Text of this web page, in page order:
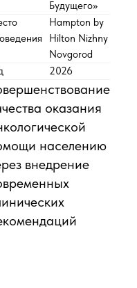
Будущего»
Hampton by
Hilton Nizhny
Novgorod
2026
оказания
населению
внедрение